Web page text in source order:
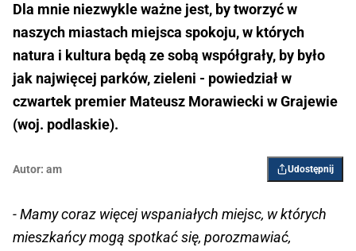
Dla mnie niezwykle ważne jest, by tworzyć w
naszych miastach miejsca spokoju, w których
natura i kultura będą ze sobą współgrały, by było
jak najwięcej parków, zieleni - powiedział w
czwartek premier Mateusz Morawiecki w Grajewie
(woj. podlaskie).
Autor: am Udostępnij
- Mamy coraz więcej wspaniałych miejsc, w których
mieszkańcy mogą spotkać się, porozmawiać,